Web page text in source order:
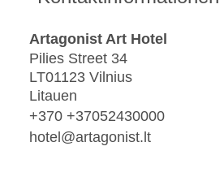
Artagonist Art Hotel
Pilies Street 34
LT01123 Vilnius
Litauen
+370 +37052430000
hotel@artagonist.lt